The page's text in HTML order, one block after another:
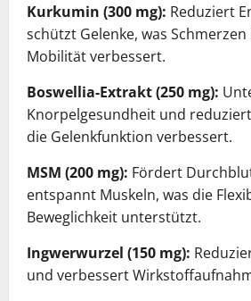
Kurkumin (300 mg): Reduziert
schützt Gelenke, was
Mobilität verbessert.
Boswellia-Extrakt (250 mg):
Knorpelgesundheit und
die Gelenkfunktion verbessert.
MSM (200 mg): Fördert
entspannt Muskeln, was die
Beweglichkeit unterstützt.
Ingwerwurzel (150 mg):
und verbessert